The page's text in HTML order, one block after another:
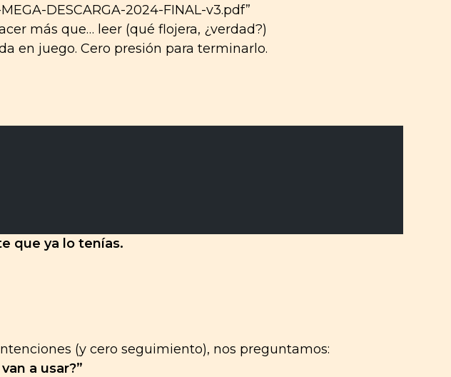
DESCARGA-2024-FINAL-v3.pdf”
más que… leer (qué flojera, ¿verdad?)
en juego. Cero presión para terminarlo.
que ya lo tenías.
(y cero seguimiento), nos preguntamos:
a usar?”